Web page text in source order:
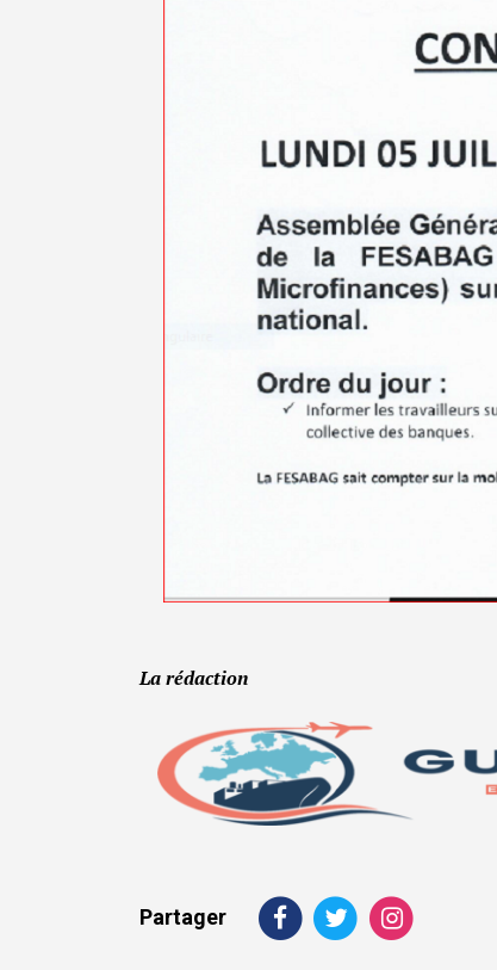
La rédaction
Partager